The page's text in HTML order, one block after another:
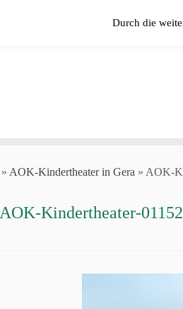
» AOK-Kindertheater in Gera » AOK-
AOK-Kindertheater-
Durch die